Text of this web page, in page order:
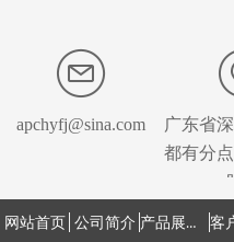
网站首页 公司简介 产品展示中心
apchyfj@sina.com
广东省
都有分